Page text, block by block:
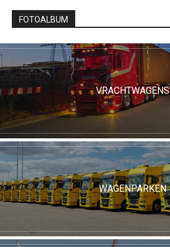
FOTOALBUM
VRACHTWAGENS
WAGENPARKEN